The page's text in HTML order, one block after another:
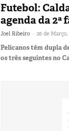
Futebol:
agenda da 2ª
Joel Ribeiro - 26 de Março,
Pelicanos têm dupla
os três seguintes no